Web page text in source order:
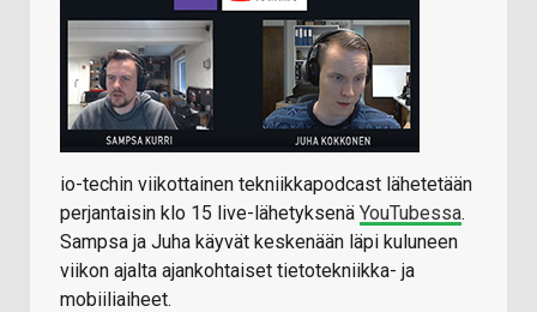
io-techin viikottainen tekniikkapodcast lähetetään
perjantaisin klo 15 live-lähetyksenä YouTubessa.
Sampsa ja Juha käyvät keskenään läpi kuluneen
viikon ajalta ajankohtaiset tietotekniikka- ja
mobiiliaiheet.